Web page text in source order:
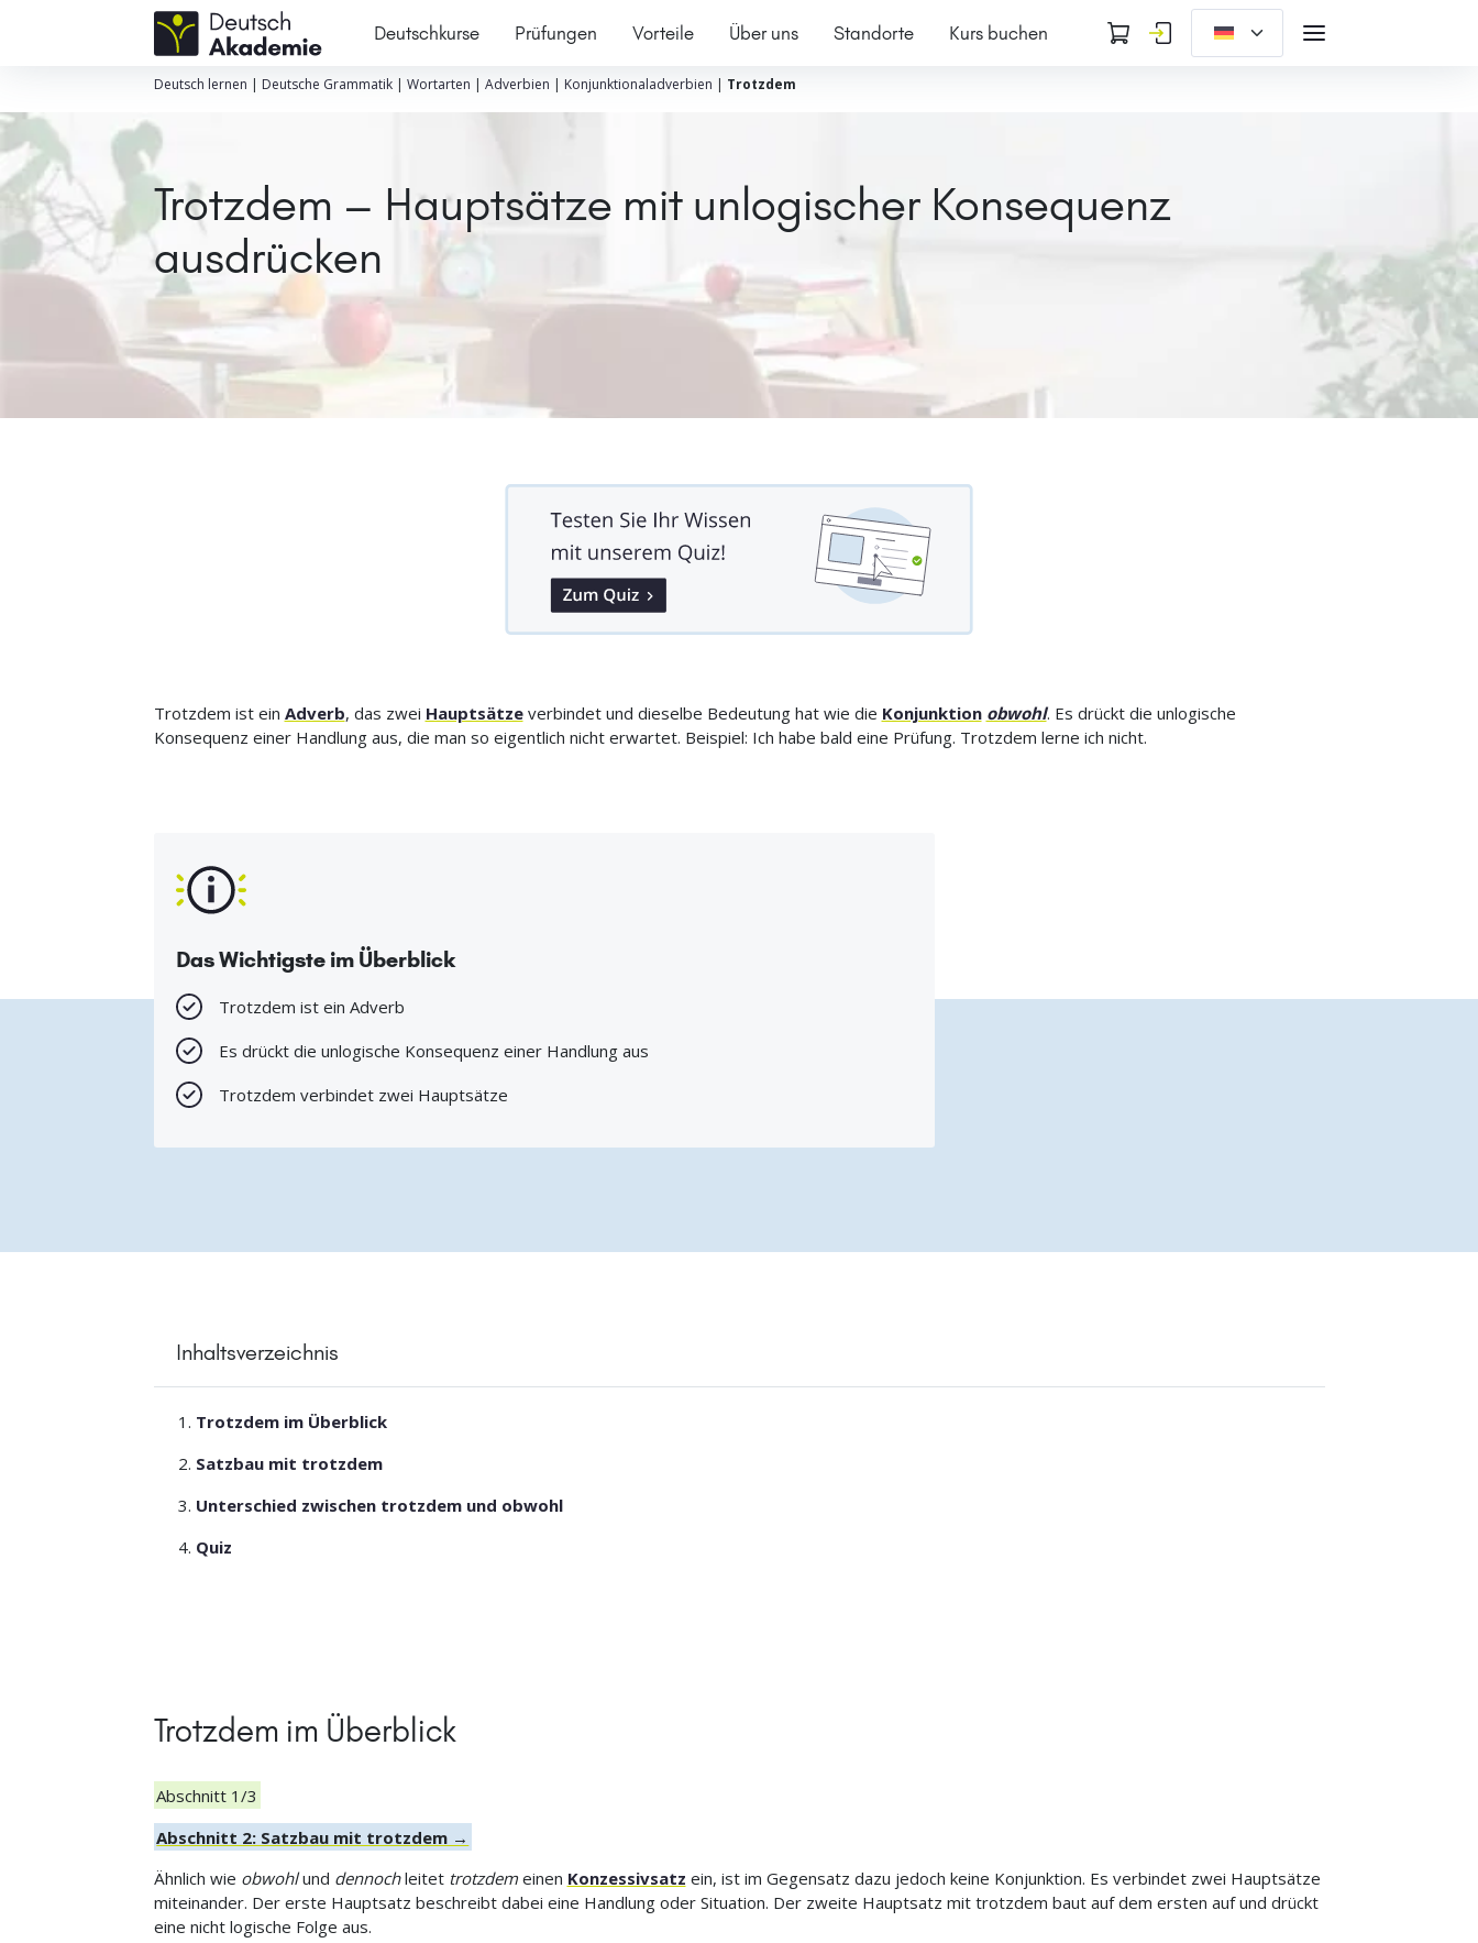
Deutschkurse Prüfungen Vorteile Über uns Standorte Kurs buchen
Deutsch lernen | Deutsche Grammatik| Wortarten | Adverbien | Konjunktionaladverbien | Trotzdem
Trotzdem – Hauptsätze mit unlogischer Konsequenz
ausdrücken
Trotzdem ist ein Adverb, das zwei Hauptsätzeverbindet und dieselbe Bedeutung hat wie die Konjunktion obwohl. Es drückt die unlogische
Konsequenz einer Handlung aus, die man so eigentlich nicht erwartet. Beispiel: Ich habe bald eine Prüfung. Trotzdem lerne ich nicht.
Das Wichtigste im Überblick
Trotzdem ist ein Adverb
Es drückt die unlogische Konsequenz einer Handlung aus
Trotzdem verbindet zwei Hauptsätze
Inhaltsverzeichnis
Trotzdem im Überblick
Satzbau mit trotzdem
Unterschied zwischen trotzdem und obwohl
Quiz
Trotzdem im Überblick
Abschnitt 1/3
Abschnitt 2: Satzbau mit trotzdem →
Ähnlich wie obwohlund dennochleitet trotzdemeinen Konzessivsatz ein, ist im Gegensatz dazu jedoch keine Konjunktion. Es verbindet zwei Hauptsätze
miteinander. Der erste Hauptsatz beschreibt dabei eine Handlung oder Situation. Der zweite Hauptsatz mit trotzdem baut auf dem ersten auf und drückt
eine nicht logische Folge aus.